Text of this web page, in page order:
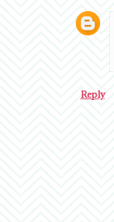
Reply